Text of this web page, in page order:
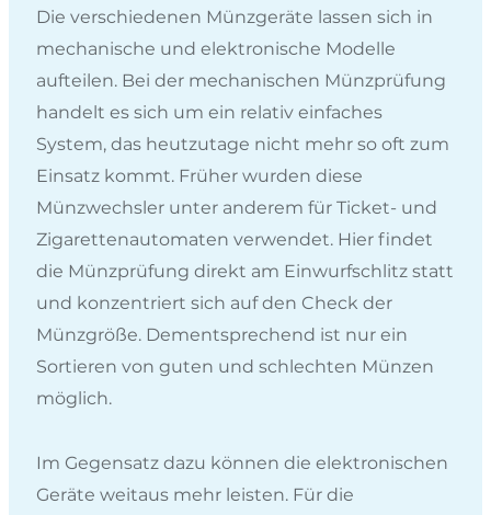
Die verschiedenen Münzgeräte lassen sich in
mechanische und elektronische Modelle
aufteilen. Bei der mechanischen Münzprüfung
handelt es sich um ein relativ einfaches
System, das heutzutage nicht mehr so oft zum
Einsatz kommt. Früher wurden diese
Münzwechsler unter anderem für Ticket- und
Zigarettenautomaten verwendet. Hier findet
die Münzprüfung direkt am Einwurfschlitz statt
und konzentriert sich auf den Check der
Münzgröße. Dementsprechend ist nur ein
Sortieren von guten und schlechten Münzen
möglich.
Im Gegensatz dazu können die elektronischen
Geräte weitaus mehr leisten. Für die